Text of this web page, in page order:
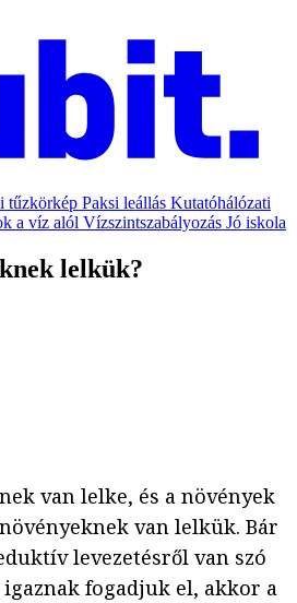
tűzkörkép Paksi leállás Kutatóhálózati
a víz alól Vízszintszabályozás Jó iskola
lelkük?
van lelke, és a növények
van lelkük. Bár
levezetésről van szó
fogadjuk el, akkor a